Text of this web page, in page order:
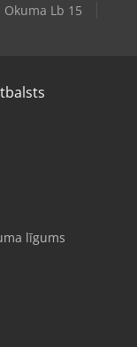
Okuma Lb 15
līgums